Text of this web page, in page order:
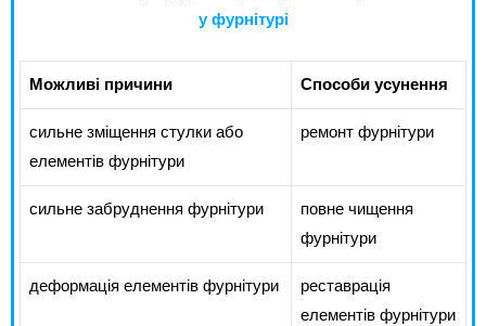
у фурнітурі
Можливі причини Способи усунення
сильне зміщення стулки або
елементів фурнітури
ремонт фурнітури
сильне забруднення фурнітури
повне чищення
фурнітури
деформація елементів фурнітури
реставрація
елементів фурнітури